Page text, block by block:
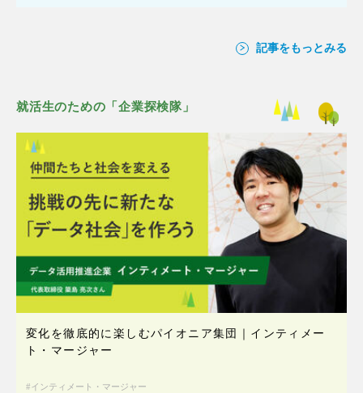
記事をもっとみる
就活生のための「企業探検隊」
変化を徹底的に楽しむパイオニア集団｜インティメー
ト・マージャー
インティメート・マージャー